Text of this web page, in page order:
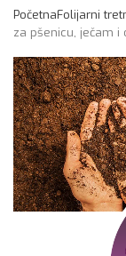
PočetnaFolijarni
za pšenicu, ječam